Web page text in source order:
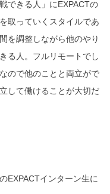
できる人 」にEXPACTの
取っていくスタイルであ
を調整しながら他のやり
る人。フルリモートでし
ので他のことと両立がで
して働けることが大切だ
EXPACTインターン生に